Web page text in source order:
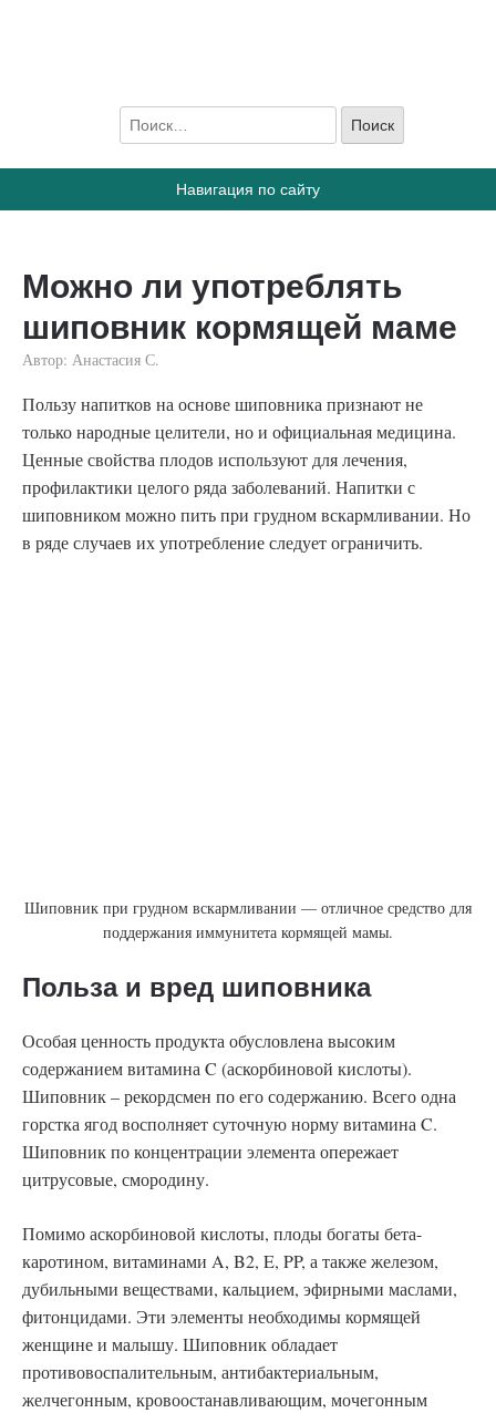
ПростоГВ
Все, что вы хотите знать, о грудном вскармливании
Навигация по сайту
Можно ли употреблять
шиповник кормящей маме
Автор: Анастасия С.
Пользу напитков на основе шиповника признают не
только народные целители, но и официальная медицина.
Ценные свойства плодов используют для лечения,
профилактики целого ряда заболеваний. Напитки с
шиповником можно пить при грудном вскармливании. Но
в ряде случаев их употребление следует ограничить.
Шиповник при грудном вскармливании — отличное средство для
поддержания иммунитета кормящей мамы.
Польза и вред шиповника
Особая ценность продукта обусловлена высоким
содержанием витамина C (аскорбиновой кислоты).
Шиповник – рекордсмен по его содержанию. Всего одна
горстка ягод восполняет суточную норму витамина C.
Шиповник по концентрации элемента опережает
цитрусовые, смородину.
Помимо аскорбиновой кислоты, плоды богаты бета-
каротином, витаминами A, B2, E, PP, а также железом,
дубильными веществами, кальцием, эфирными маслами,
фитонцидами. Эти элементы необходимы кормящей
женщине и малышу. Шиповник обладает
противовоспалительным, антибактериальным,
желчегонным, кровоостанавливающим, мочегонным